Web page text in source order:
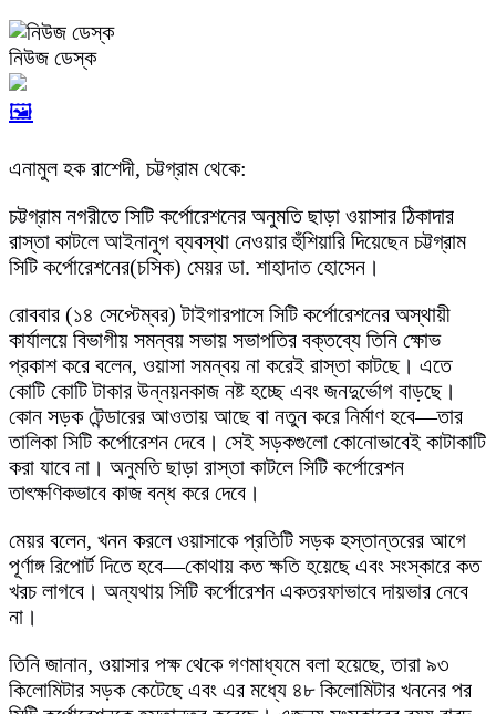
নিউজ ডেস্ক
🖼️
এনামুল হক রাশেদী, চট্টগ্রাম থেকে:
চট্টগ্রাম নগরীতে সিটি কর্পোরেশনের অনুমতি ছাড়া ওয়াসার ঠিকাদার
রাস্তা কাটলে আইনানুগ ব্যবস্থা নেওয়ার হুঁশিয়ারি দিয়েছেন চট্টগ্রাম
সিটি কর্পোরেশনের(চসিক) মেয়র ডা. শাহাদাত হোসেন।
রোববার (১৪ সেপ্টেম্বর) টাইগারপাসে সিটি কর্পোরেশনের অস্থায়ী
কার্যালয়ে বিভাগীয় সমন্বয় সভায় সভাপতির বক্তব্যে তিনি ক্ষোভ
প্রকাশ করে বলেন, ওয়াসা সমন্বয় না করেই রাস্তা কাটছে। এতে
কোটি কোটি টাকার উন্নয়নকাজ নষ্ট হচ্ছে এবং জনদুর্ভোগ বাড়ছে।
কোন সড়ক টেন্ডারের আওতায় আছে বা নতুন করে নির্মাণ হবে—তার
তালিকা সিটি কর্পোরেশন দেবে। সেই সড়কগুলো কোনোভাবেই কাটাকাটি
করা যাবে না। অনুমতি ছাড়া রাস্তা কাটলে সিটি কর্পোরেশন
তাৎক্ষণিকভাবে কাজ বন্ধ করে দেবে।
মেয়র বলেন, খনন করলে ওয়াসাকে প্রতিটি সড়ক হস্তান্তরের আগে
পূর্ণাঙ্গ রিপোর্ট দিতে হবে—কোথায় কত ক্ষতি হয়েছে এবং সংস্কারে কত
খরচ লাগবে। অন্যথায় সিটি কর্পোরেশন একতরফাভাবে দায়ভার নেবে
না।
তিনি জানান, ওয়াসার পক্ষ থেকে গণমাধ্যমে বলা হয়েছে, তারা ৯৩
কিলোমিটার সড়ক কেটেছে এবং এর মধ্যে ৪৮ কিলোমিটার খননের পর